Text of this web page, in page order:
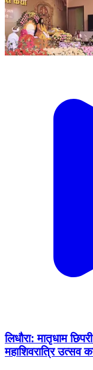
लिधौरा: मातृधाम
महाशिवरात्रि उत्सव